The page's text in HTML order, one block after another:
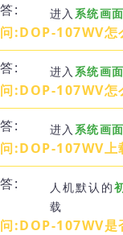
答:
进入 系统画
问:DOP-107WV怎
答:
进入 系统画
问:DOP-107WV怎
答:
进入 系统画
问:DOP-107WV上
答:
人机默认的
载
问:DOP-107WV是